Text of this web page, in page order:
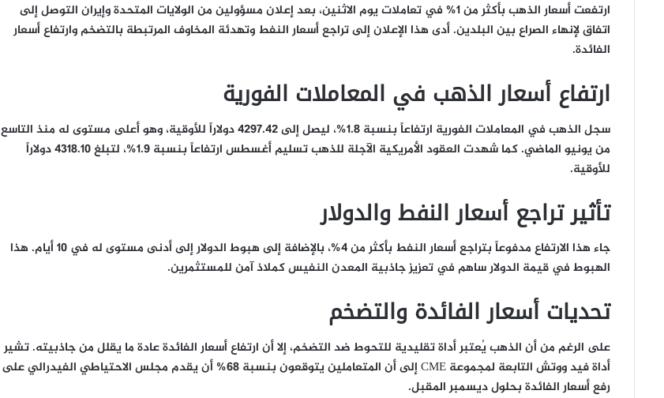
ارتفعت أسعار الذهب بأكثر من 1% في تعاملات يوم الاثنين، بعد إعلان مسؤولين من الولايات المتحدة وإيران التوصل إلى
اتفاق لإنهاء الصراع بين البلدين. أدى هذا الإعلان إلى تراجع أسعار النفط وتهدئة المخاوف المرتبطة بالتضخم وارتفاع أسعار
الفائدة.
ارتفاع أسعار الذهب في المعاملات الفورية
سجل الذهب في المعاملات الفورية ارتفاعاً بنسبة 1.8%، ليصل إلى 4297.42 دولاراً للأوقية، وهو أعلى مستوى له منذ التاسع
من يونيو الماضي. كما شهدت العقود الأمريكية الآجلة للذهب تسليم أغسطس ارتفاعاً بنسبة 1.9%، لتبلغ 4318.10 دولاراً
للأوقية.
تأثير تراجع أسعار النفط والدولار
جاء هذا الارتفاع مدفوعاً بتراجع أسعار النفط بأكثر من 4%، بالإضافة إلى هبوط الدولار إلى أدنى مستوى له في 10 أيام. هذا
الهبوط في قيمة الدولار ساهم في تعزيز جاذبية المعدن النفيس كملاذ آمن للمستثمرين.
تحديات أسعار الفائدة والتضخم
على الرغم من أن الذهب يُعتبر أداة تقليدية للتحوط ضد التضخم، إلا أن ارتفاع أسعار الفائدة عادة ما يقلل من جاذبيته. تشير
أداة فيد ووتش التابعة لمجموعة CME إلى أن المتعاملين يتوقعون بنسبة 68% أن يقدم مجلس الاحتياطي الفيدرالي على
رفع أسعار الفائدة بحلول ديسمبر المقبل.